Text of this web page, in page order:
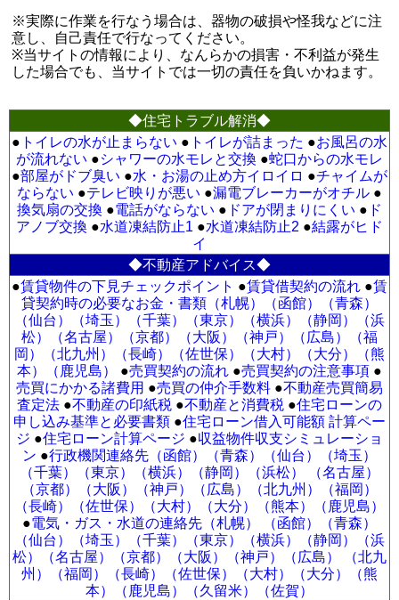
※実際に作業を行なう場合は、器物の破損や怪我などに注
意し、自己責任で行なってください。
※当サイトの情報により、なんらかの損害・不利益が発生
した場合でも、当サイトでは一切の責任を負いかねます。
◆住宅トラブル解消◆
● トイレの水が止まらない ● トイレが詰まった ●お風呂の水
が流れない ●シャワーの水モレと交換 ●蛇口からの水モレ
●部屋がドブ臭い ●水・お湯の止め方イロイロ ●チャイムが
ならない ●テレビ映りが悪い ●漏電ブレーカーがオチル ●
換気扇の交換 ●電話がならない ● ドアが閉まりにくい ● ド
アノブ交換 ●水道凍結防止1 ●水道凍結防止2 ●結露がヒド
イ
◆不動産アドバイス◆
●賃貸物件の下見チェックポイント ●賃貸借契約の流れ ●賃
貸契約時の必要なお金・書類（札幌）
（函館）
（青森）
（仙台）
（埼玉） （千葉） （東京） （横浜） （静岡）
（浜
松）
（名古屋） （京都） （大阪） （神戸） （広島）
（福
岡）
（北九州） （長崎） （佐世保） （大村） （大分）
（熊
本）
（鹿児島） ●売買契約の流れ ●売買契約の注意事項 ●
売買にかかる諸費用 ●売買の仲介手数料 ●不動産売買簡易
査定法 ●不動産の印紙税 ●不動産と消費税 ●住宅ローンの
申し込み基準と必要書類 ●住宅ローン借入可能額 計算ペー
ジ ●住宅ローン計算ページ ●収益物件収支シミュレーショ
ン ●行政機関連絡先（函館） （青森） （仙台）
（埼玉）
（千葉）
（東京） （横浜） （静岡） （浜松）
（名古屋）
（京都）
（大阪） （神戸） （広島） （北九州）
（福岡）
（長崎）
（佐世保） （大村） （大分） （熊本）
（鹿児島）
●電気・ガス・水道の連絡先（札幌） （函館）
（青森）
（仙台）
（埼玉） （千葉） （東京） （横浜） （静岡）
（浜
松）
（名古屋） （京都） （大阪） （神戸） （広島）
（北九
州）
（福岡） （長崎） （佐世保） （大村） （大分）
（熊
本）
（鹿児島） （久留米） （佐賀）